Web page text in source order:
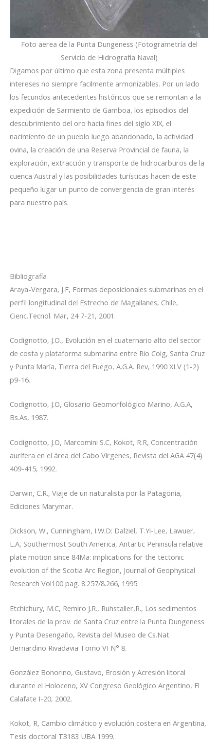
Foto aerea de la Punta Dungeness (Fotogrametría del
Servicio de Hidrografía Naval)
Digamos por último que esta zona presenta múltiples
intereses no siempre facilmente armonizables. Por un lado
los fecundos antecedentes históricos que se remontan a la
expedición de Sarmiento de Gamboa, los episodios del
descubrimiento del oro hacia fines del siglo XIX, el
nacimiento de un pueblo luego abandonado, la actividad
ovina, la creación de una Reserva Provincial de fauna, la
exploración, extracción y transporte de hidrocarburos de la
cuenca Austral y las posibilidades turísticas hacen de este
pequeño lugar un punto de convergencia de gran interés
para nuestro país.
Bibliografía
Araya-Vergara, J.F, Formas deposicionales submarinas en el
perfil longitudinal del Estrecho de Magallanes, Chile,
Cienc.Tecnol. Mar, 24 7-21, 2001.
Codignotto, J.O., Evolución en el cuaternario alto del sector
de costa y plataforma submarina entre Rio Coig, Santa Cruz
y Punta María, Tierra del Fuego, A.G.A. Rev, 1990 XLV (1-2)
p9-16.
Codignotto, J.O, Glosario Geomorfológico Marino, A.G.A,
Bs.As, 1987.
Codignotto, J.O, Marcomini S.C, Kokot, R.R, Concentración
aurífera en el área del Cabo Vírgenes, Revista del AGA 47(4)
409-415, 1992.
Darwin, C.R., Viaje de un naturalista por la Patagonia,
Ediciones Marymar.
Dickson, W., Cunningham, I.W.D: Dalziel, T.Yi-Lee, Lawuer,
L.A, Southermost South America, Antartic Peninsula relative
plate motion since 84Ma: implications for the tectonic
evolution of the Scotia Arc Region, Journal of Geophysical
Research Vol100 pag. 8.257/8.266, 1995.
Etchichury, M.C, Remiro J.R., Ruhstaller,R., Los sedimentos
litorales de la prov. de Santa Cruz entre la Punta Dungeness
y Punta Desengaño, Revista del Museo de Cs.Nat.
Bernardino Rivadavia Tomo VI N° 8.
González Bonorino, Gustavo, Erosión y Acresión litoral
durante el Holoceno, XV Congreso Geológico Argentino, El
Calafate I-20, 2002.
Kokot, R, Cambio climático y evolución costera en Argentina,
Tesis doctoral T3183 UBA 1999.